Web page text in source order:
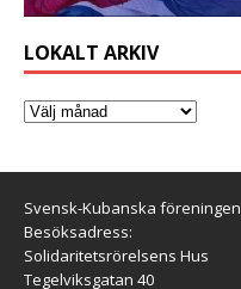
LOKALT ARKIV
Svensk-Kubanska föreningen
Besöksadress:
Solidaritetsrörelsens Hus
Tegelviksgatan 40